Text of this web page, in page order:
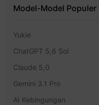
Model-Model Populer
Yukie
ChatGPT 5,6 Sol
Claude 5,0
Gemini 3.1 Pro
AI Kebingungan